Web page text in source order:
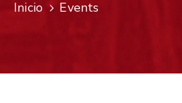
Inicio Events